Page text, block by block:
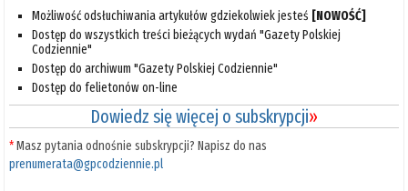
Możliwość odsłuchiwania artykułów gdziekolwiek jesteś [NOWOŚĆ]
Dostęp do wszystkich treści bieżących wydań "Gazety Polskiej
Codziennie"
Dostęp do archiwum "Gazety Polskiej Codziennie"
Dostęp do felietonów on-line
Dowiedz się więcej o subskrypcji»
*Masz pytania odnośnie subskrypcji? Napisz do nas
prenumerata@gpcodziennie.pl